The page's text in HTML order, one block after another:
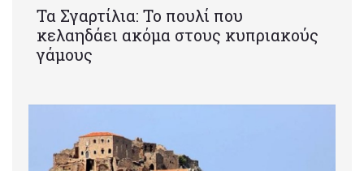
Τα Σγαρτίλια: Το πουλί που
κελαηδάει ακόμα στους κυπριακούς
γάμους